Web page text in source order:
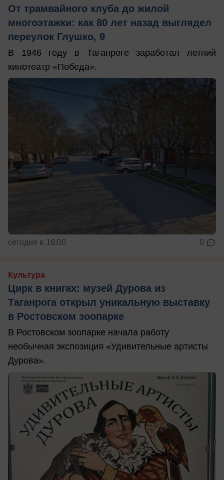
От трамвайного клуба до жилой
многоэтажки: как 80 лет назад выглядел
переулок Глушко, 9
В 1946 году в Таганроге заработал летний
кинотеатр «Победа».
сегодня в 16:00 0
Культура
Цирк в книгах: музей Дурова из
Таганрога открыл уникальную выставку
в Ростовском зоопарке
В Ростовском зоопарке начала работу
необычная экспозиция «Удивительные артисты
Дурова».